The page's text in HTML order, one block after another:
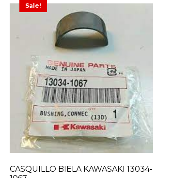
Sale!
CASQUILLO BIELA KAWASAKI 13034-